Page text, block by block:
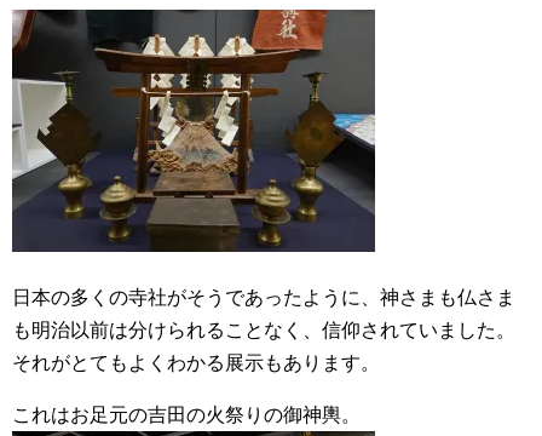
日本の多くの寺社がそうであったように、神さまも仏さま
も明治以前は分けられることなく、信仰されていました。
それがとてもよくわかる展示もあります。
これはお足元の吉田の火祭りの御神輿。